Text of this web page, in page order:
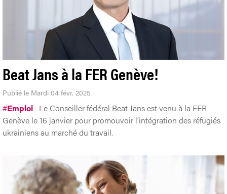
Beat Jans à la FER Genève!
Publié le Mardi 04 févr. 2025
#Emploi Le Conseiller fédéral Beat Jans est venu à la FER
Genève le 16 janvier pour promouvoir l’intégration des réfugiés
ukrainiens au marché du travail.